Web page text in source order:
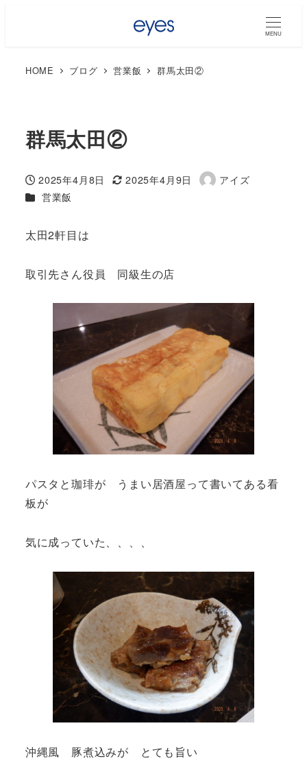
MENU
HOME ブログ 営業飯 群馬太田②
群馬太田②
投稿日
2025年4月8日
更新日
2025年4月9日
著
アイズ
カテゴリー
営業飯
太田2軒目は
取引先さん役員 同級生の店
パスタと珈琲が うまい居酒屋って書いてある看
板が
気に成っていた、、、、
沖縄風 豚煮込みが とても旨い